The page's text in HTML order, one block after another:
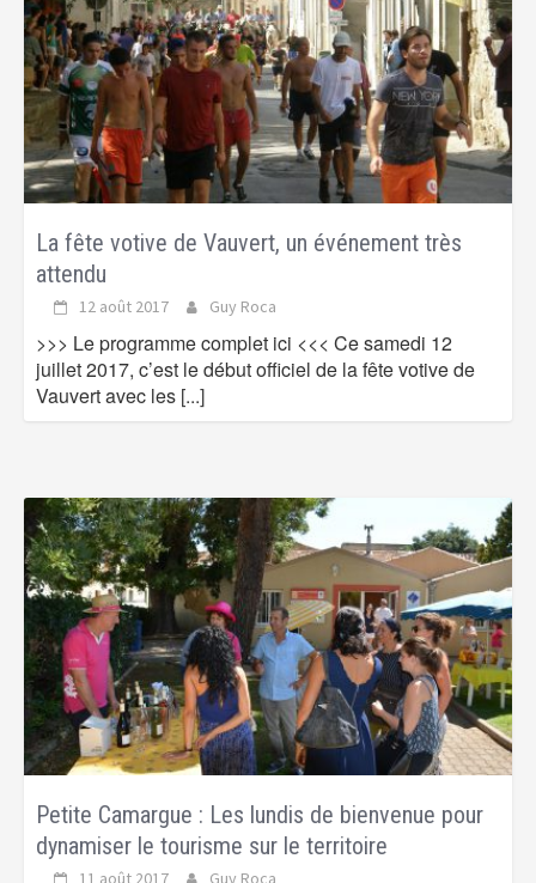
La fête votive de Vauvert, un événement très
attendu
12 août 2017 Guy Roca
>>> Le programme complet ici <<< Ce samedi 12
juillet 2017, c’est le début officiel de la fête votive de
Vauvert avec les [...]
Petite Camargue : Les lundis de bienvenue pour
dynamiser le tourisme sur le territoire
11 août 2017 Guy Roca